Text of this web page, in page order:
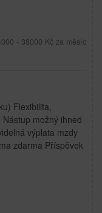
- 38000 Kč za měsíc
Flexibilita,
možný ihned
výplata mzdy
zdarma Příspěvek